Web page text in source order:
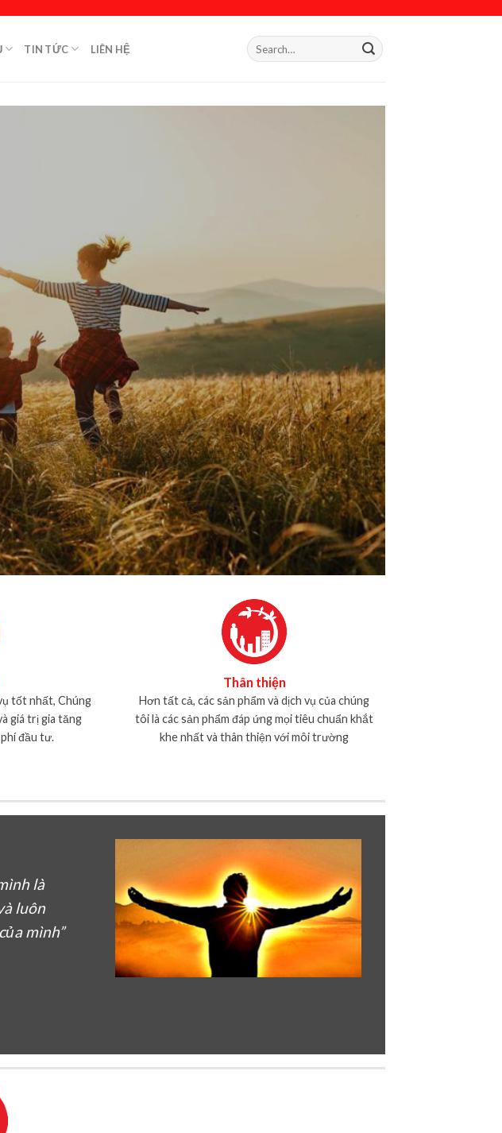
TIN TỨC LIÊN HỆ
tốt nhất, Chúng
giá trị gia tăng
đầu tư.
Thân thiện
Hơn tất cả, các sản phẩm và dịch vụ của chúng
tôi là các sản phẩm đáp ứng mọi tiêu chuẩn khắt
khe nhất và thân thiện với môi trường
là
luôn
mình”